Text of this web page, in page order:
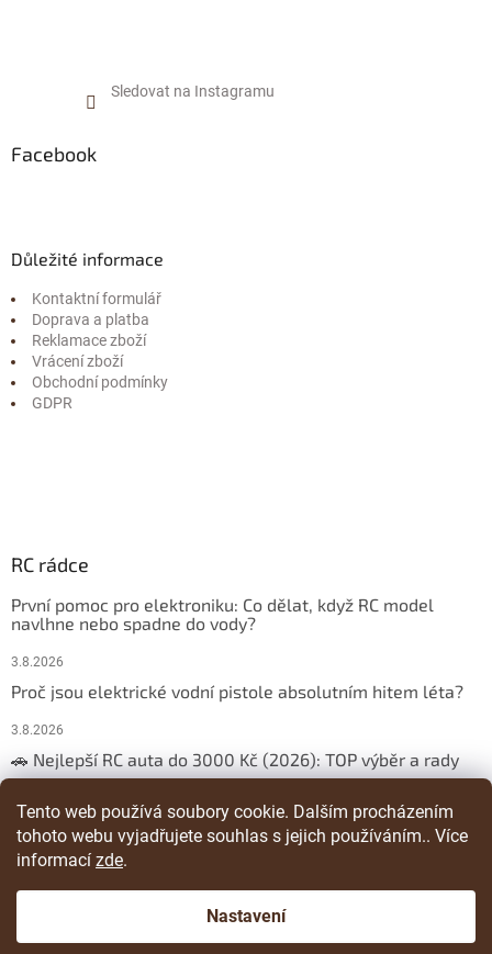
Tento web používá soubory cookie. Dalším procházením
tohoto webu vyjadřujete souhlas s jejich používáním.. Více
informací zde.
Nastavení
Sledovat na Instagramu
Facebook
Důležité informace
Kontaktní formulář
Doprava a platba
Reklamace zboží
Vrácení zboží
Obchodní podmínky
GDPR
RC rádce
První pomoc pro elektroniku: Co dělat, když RC model
navlhne nebo spadne do vody?
3.8.2026
Proč jsou elektrické vodní pistole absolutním hitem léta?
3.8.2026
🚗 Nejlepší RC auta do 3000 Kč (2026): TOP výběr a rady
ARCHIV
Vytvořil Shoptet